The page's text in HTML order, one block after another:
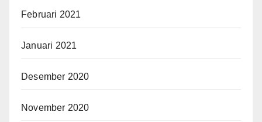
Februari 2021
Januari 2021
Desember 2020
November 2020